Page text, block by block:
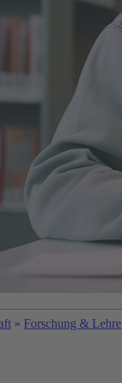
» Forschung & Lehre